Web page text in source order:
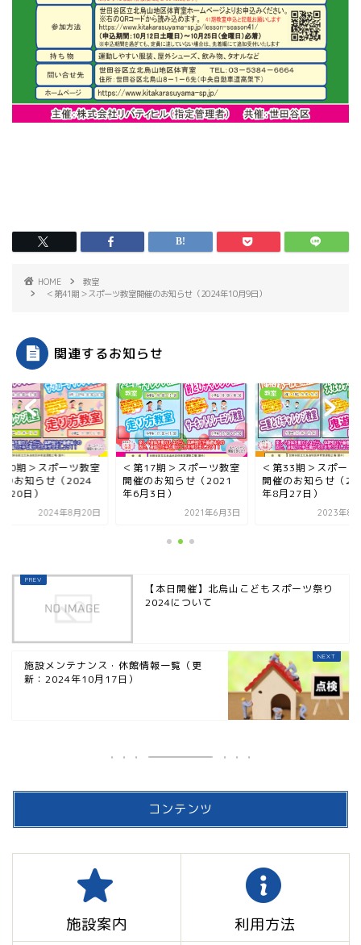
HOME
教室
＜第41期＞スポーツ教室開催のお知らせ（2024年10月9日）
関連するお知らせ
40期＞スポーツ教室
のお知らせ（2024
20日）
2024年8月20日
教室
＜第17期＞スポーツ教室
開催のお知らせ（2021
年6月3日）
2021年6月3日
教室
＜第33期＞スポーツ
開催のお知らせ（
年8月27日）
2023年8
【本日開催】北烏山こどもスポーツ祭り
2024について
施設メンテナンス・休館情報一覧（更
新：2024年10月17日）
コンテンツ
施設案内 利用方法